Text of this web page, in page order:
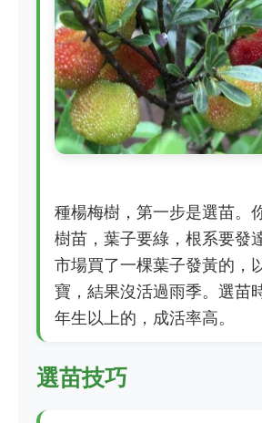
種楊梅樹，第一步是選苗。
樹苗，葉子要綠，根系要發
市場買了一棵葉子發黃的，
寶，結果沒活過雨季。選苗
年生以上的，成活率高。
選苗技巧